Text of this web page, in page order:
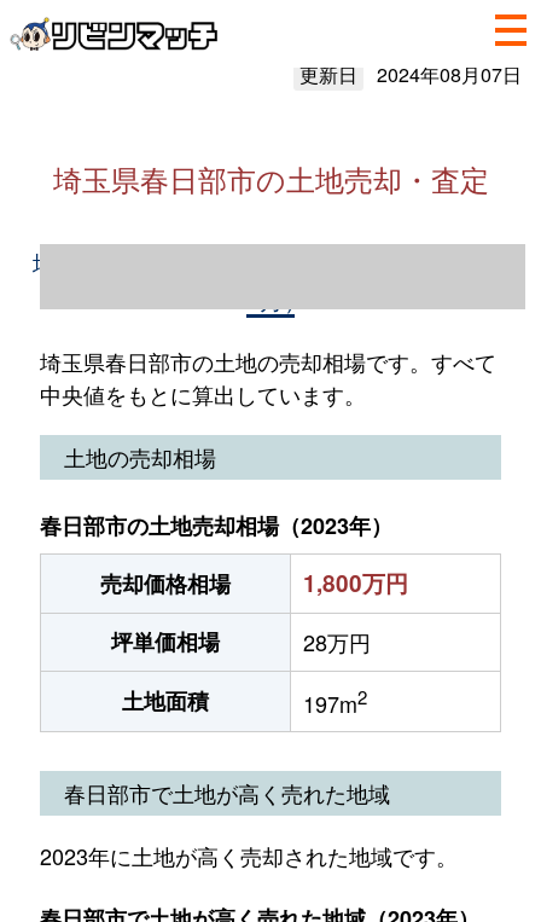
更新日 2024年08月07日
埼玉県春日部市の土地売却・査定
埼玉県春日部市の土地売却情報（2023年1～
埼玉県春日部市の土地の売却相場です。すべて
中央値をもとに算出しています。
土地の売却相場
春日部市の土地売却相場（2023年）
売却価格相場
1,800万円
坪単価相場
28万円
土地面積
197m2
春日部市で土地が高く売れた地域
2023年に土地が高く売却された地域です。